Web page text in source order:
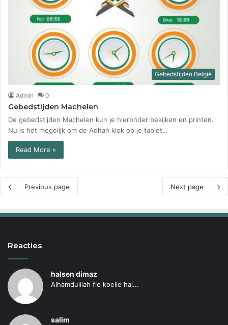
Gebedstijden België
Admin 0
Gebedstijden Machelen
De gebedstijden Machelen kun je hieronder bekijken en printen.
Nu is het mogelijk om de Adhan klok op je tablet…
Read More »
Previous page Next page
Reacties
halsen dimaz
Alhamdulilah fie koelie hal...
salim